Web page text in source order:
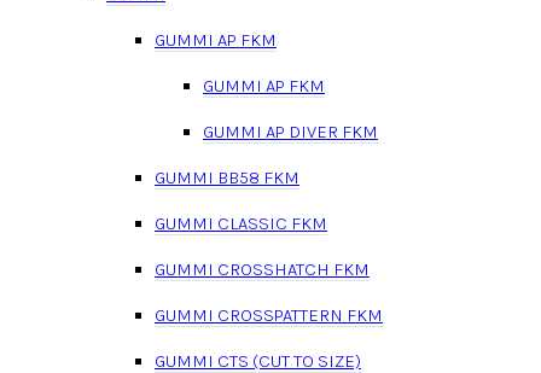
GUMMI AP FKM
GUMMI AP FKM
GUMMI AP DIVER FKM
GUMMI BB58 FKM
GUMMI CLASSIC FKM
GUMMI CROSSHATCH FKM
GUMMI CROSSPATTERN FKM
GUMMI CTS (CUT TO SIZE)